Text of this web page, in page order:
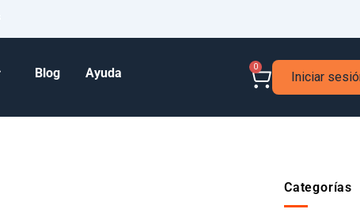
Blog Ayuda 0
Iniciar
Categorías